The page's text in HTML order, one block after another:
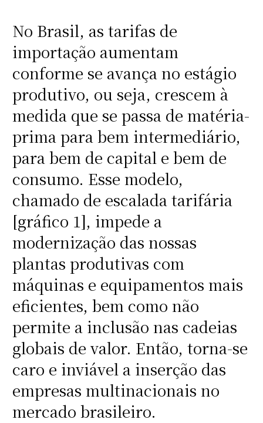
No Brasil, as tarifas de
importação aumentam
conforme se avança no estágio
produtivo, ou seja, crescem à
medida que se passa de matéria-
prima para bem intermediário,
para bem de capital e bem de
consumo. Esse modelo,
chamado de escalada tarifária
[gráfico 1], impede a
modernização das nossas
plantas produtivas com
máquinas e equipamentos mais
eficientes, bem como não
permite a inclusão nas cadeias
globais de valor. Então, torna-se
caro e inviável a inserção das
empresas multinacionais no
mercado brasileiro.